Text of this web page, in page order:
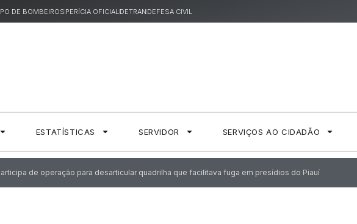
DE BOMBEIROSPERÍCIA OFICIALDETRANDEFESA CIVIL
ESTATÍSTICAS SERVIDOR SERVIÇOS AO CIDADÃO
de operação para desarticular quadrilha que facilitava fuga em presídios do Piauí